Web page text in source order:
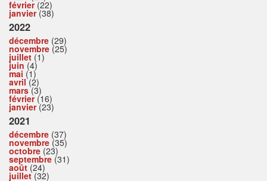
février(22)
janvier(38)
2022
décembre (29)
novembre (25)
juillet (1)
juin (4)
mai (1)
avril(2)
mars(3)
février(16)
janvier(23)
2021
décembre (37)
novembre (35)
octobre (23)
septembre (31)
août (24)
juillet(32)